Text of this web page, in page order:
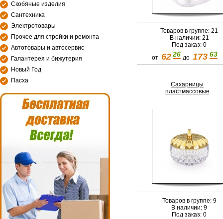
Скобяные изделия
Сантехника
Электротовары
Прочее для стройки и ремонта
Автотовары и автосервис
Галантерея и бижутерия
Новый Год
Пасха
Товаров в группе: 21
В наличии: 21
Под заказ: 0
от 62 26до173 63
Сахарницы
пластмассовые
Товаров в группе: 9
В наличии: 9
Под заказ: 0